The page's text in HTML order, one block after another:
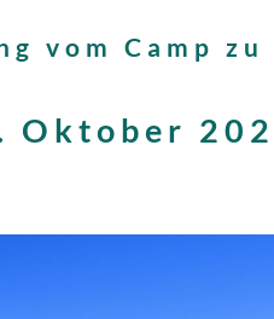
vom Camp zu
Oktober